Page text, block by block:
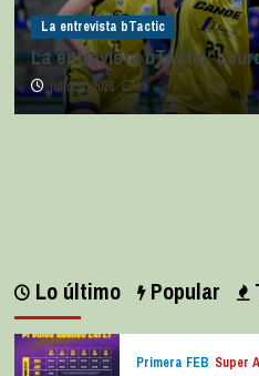
La entrevista bTactic
La entrevista bTactic:
julio 11, 2026 0
Lo último Popular
Primera FEB Super